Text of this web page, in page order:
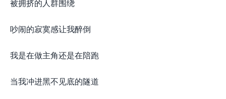
被拥挤的人群围绕
吵闹的寂寞感让我醉倒
我是在做主角还是在陪跑
当我冲进黑不见底的隧道